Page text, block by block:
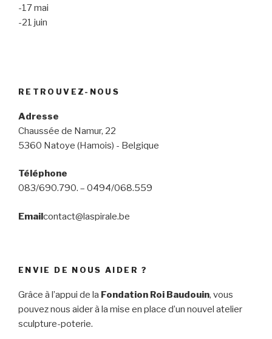
-17 mai
-21 juin
RETROUVEZ-NOUS
Adresse
Chaussée de Namur, 22
5360 Natoye (Hamois) - Belgique
Téléphone
083/690.790. – 0494/068.559
Emailcontact@laspirale.be
ENVIE DE NOUS AIDER ?
Grâce à l’appui de la Fondation Roi Baudouin, vous
pouvez nous aider à la mise en place d’un nouvel atelier
sculpture-poterie.